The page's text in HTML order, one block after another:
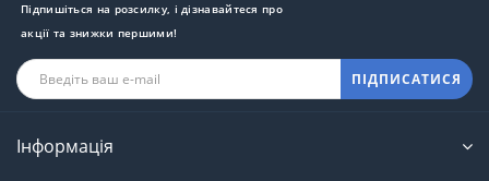
Підпишіться на розсилку, і дізнавайтеся про
акції та знижки першими!
ПІДПИСАТИСЯ
Інформація